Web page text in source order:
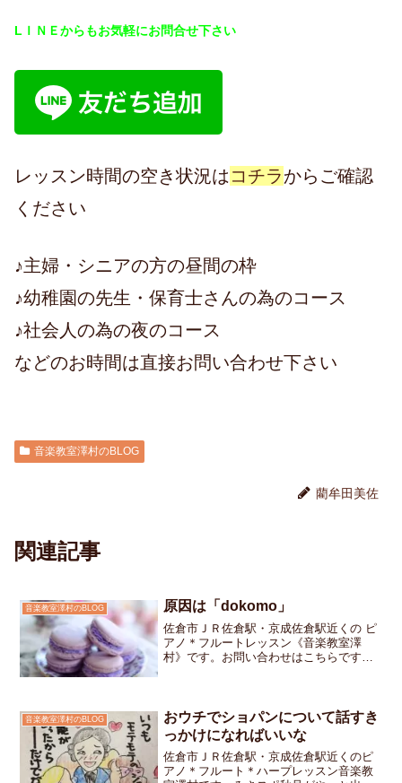
LＩＮＥからもお気軽にお問合せ下さい
レッスン時間の空き状況は コチラからご確認
ください
♪主婦・シニアの方の昼間の枠
♪幼稚園の先生・保育士さんの為のコース
♪社会人の為の夜のコース
などのお時間は直接お問い合わせ下さい
音楽教室澤村のBLOG
藺牟田美佐
関連記事
音楽教室澤村のBLOG 原因は「dokomo」
佐倉市ＪＲ佐倉駅・京成佐倉駅近くの ピ
アノ＊フルートレッスン《音楽教室澤
村》です。お問い合わせはこちらです週
と入力内容を確認してみる...
音楽教室澤村のBLOG
おウチでショパンについて話すき
っかけになればいいな
佐倉市ＪＲ佐倉駅・京成佐倉駅近くのピ
アノ＊フルート＊ハープレッスン音楽教